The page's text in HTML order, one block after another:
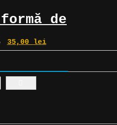
de
Prețul
inițial
40,00 lei.
35,00 lei
curent